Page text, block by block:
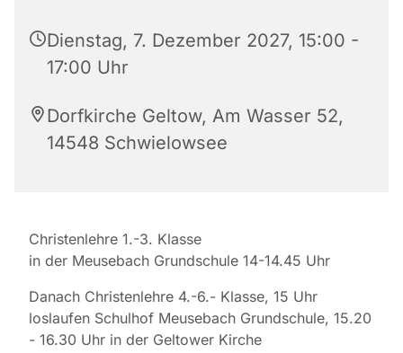
Dienstag, 7. Dezember 2027, 15:00 -
17:00 Uhr
Dorfkirche Geltow, Am Wasser 52,
14548 Schwielowsee
Christenlehre 1.-3. Klasse
in der Meusebach Grundschule 14-14.45 Uhr
Danach Christenlehre 4.-6.- Klasse, 15 Uhr
loslaufen Schulhof Meusebach Grundschule, 15.20
- 16.30 Uhr in der Geltower Kirche